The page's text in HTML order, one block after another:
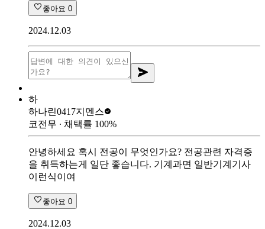
좋아요 0
2024.12.03
하
하나린0417지멘스
코전무 ∙ 채택률 100%
안녕하세요 혹시 전공이 무엇인가요? 전공관련 자격증
을 취득하는게 일단 좋습니다. 기계과면 일반기계기사
이런식이여
좋아요 0
2024.12.03